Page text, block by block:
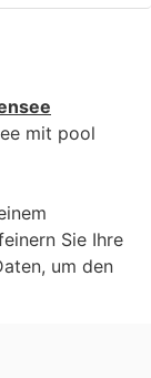
mit pool
Sie Ihre
um den